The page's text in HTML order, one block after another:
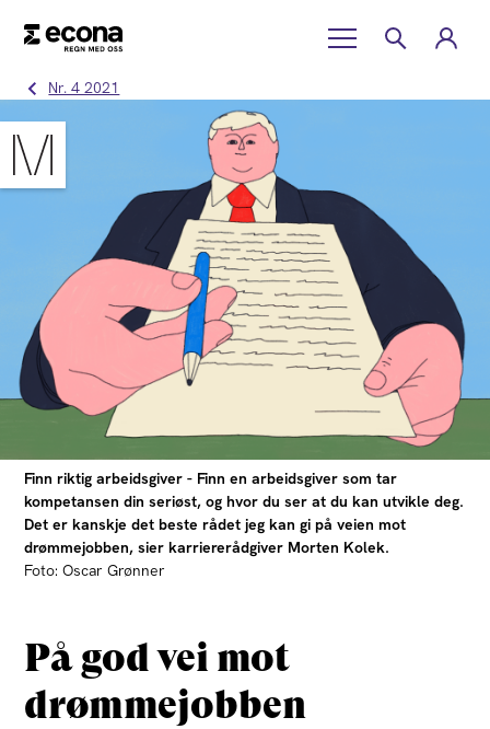
Nr. 4 2021
På god vei mot
drømmejobben
Finn riktig arbeidsgiver - Finn en arbeidsgiver som tar
kompetansen din seriøst, og hvor du ser at du kan utvikle deg.
Det er kanskje det beste rådet jeg kan gi på veien mot
drømmejobben, sier karriererådgiver Morten Kolek.
Foto: Oscar Grønner